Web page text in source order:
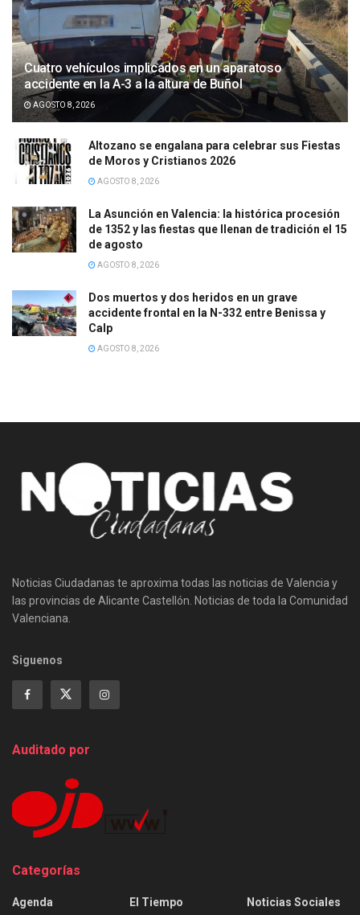
Cuatro vehículos implicados en un aparatoso
accidente en la A-3 a la altura de Buñol
AGOSTO 8, 2026
Altozano se engalana para celebrar sus Fiestas
de Moros y Cristianos 2026
AGOSTO 8, 2026
La Asunción en Valencia: la histórica procesión
de 1352 y las fiestas que llenan de tradición el 15
de agosto
AGOSTO 8, 2026
Dos muertos y dos heridos en un grave
accidente frontal en la N-332 entre Benissa y
Calp
AGOSTO 8, 2026
Noticias Ciudadanas te aproxima todas las noticias de Valencia y
las provincias de Alicante Castellón. Noticias de toda la Comunidad
Valenciana.
Siguenos
Auditado por
Categorías
Agenda
El Tiempo
Noticias Sociales